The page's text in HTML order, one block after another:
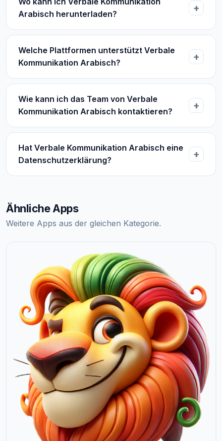
Arabisch herunterladen?
Welche Plattformen unterstützt Verbale
Kommunikation Arabisch?
Wie kann ich das Team von Verbale
Kommunikation Arabisch kontaktieren?
Hat Verbale Kommunikation Arabisch eine
Datenschutzerklärung?
Ähnliche Apps
Weitere Apps aus der gleichen Kategorie.